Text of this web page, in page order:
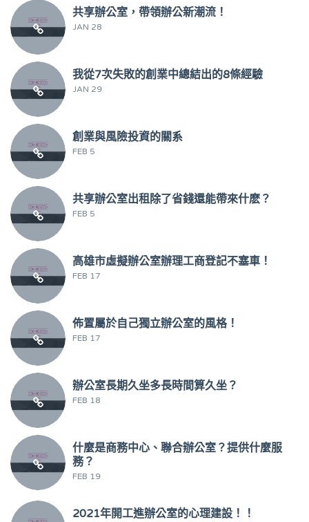
共享辦公室，帶領辦公新潮流！
JAN 28
我從7次失敗的創業中總結出的8條經驗
JAN 29
創業與風險投資的關系
FEB 5
共享辦公室出租除了省錢還能帶來什麽？
FEB 5
高雄市虛擬辦公室辦理工商登記不塞車！
FEB 17
佈置屬於自己獨立辦公室的風格！
FEB 17
辦公室長期久坐多長時間算久坐？
FEB 18
什麼是商務中心、聯合辦公室？提供什麼服
務？
FEB 19
2021年開工進辦公室的心理建設！！